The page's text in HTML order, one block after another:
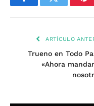
FacebookTwitter
ARTÍCULO
Trueno en Todo
«Ahora